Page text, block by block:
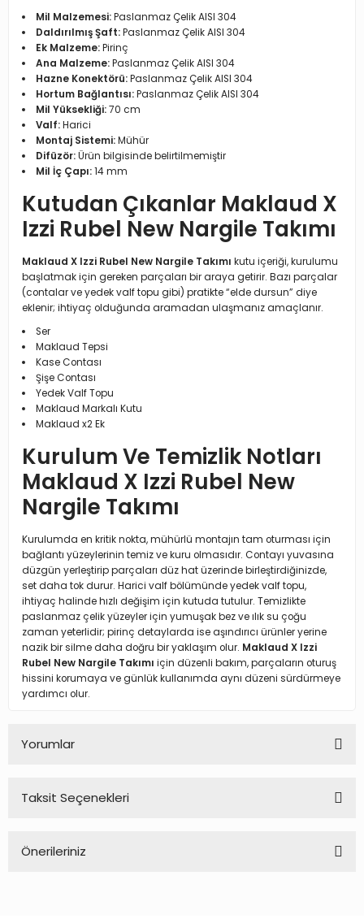
Mil Malzemesi:Paslanmaz Çelik AISI 304
Daldırılmış Şaft:Paslanmaz Çelik AISI 304
Ek Malzeme:Pirinç
Ana Malzeme:Paslanmaz Çelik AISI 304
Hazne Konektörü:Paslanmaz Çelik AISI 304
Hortum Bağlantısı:Paslanmaz Çelik AISI 304
Mil Yüksekliği:70 cm
Valf:Harici
Montaj Sistemi:Mühür
Difüzör:Ürün bilgisinde belirtilmemiştir
Mil İç Çapı:14 mm
Kutudan Çıkanlar Maklaud X
Izzi Rubel New Nargile Takımı
Maklaud X Izzi Rubel New Nargile Takımı kutu içeriği, kurulumu
başlatmak için gereken parçaları bir araya getirir. Bazı parçalar
(contalar ve yedek valf topu gibi) pratikte “elde dursun” diye
eklenir; ihtiyaç olduğunda aramadan ulaşmanız amaçlanır.
Ser
Maklaud Tepsi
Kase Contası
Şişe Contası
Yedek Valf Topu
Maklaud Markalı Kutu
Maklaud x2 Ek
Kurulum Ve Temizlik Notları
Maklaud X Izzi Rubel New
Nargile Takımı
Kurulumda en kritik nokta, mühürlü montajın tam oturması için
bağlantı yüzeylerinin temiz ve kuru olmasıdır. Contayı yuvasına
düzgün yerleştirip parçaları düz hat üzerinde birleştirdiğinizde,
set daha tok durur. Harici valf bölümünde yedek valf topu,
ihtiyaç halinde hızlı değişim için kutuda tutulur. Temizlikte
paslanmaz çelik yüzeyler için yumuşak bez ve ılık su çoğu
zaman yeterlidir; pirinç detaylarda ise aşındırıcı ürünler yerine
nazik bir silme daha doğru bir yaklaşım olur. Maklaud X Izzi
Rubel New Nargile Takımı için düzenli bakım, parçaların oturuş
hissini korumaya ve günlük kullanımda aynı düzeni sürdürmeye
yardımcı olur.
Yorumlar
Taksit Seçenekleri
Önerileriniz